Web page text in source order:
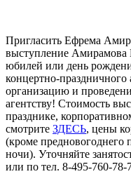
Пригласить Ефрема
выступление Амирамова
юбилей или день
концертно-
организацию и
агентству! Стоимость
празднике,
смотрите ЗДЕСЬ, цены
(кроме предновогоднего
ночи). Уточняйте
или по тел. 8-495-760-78-